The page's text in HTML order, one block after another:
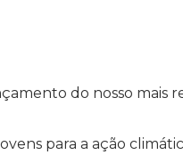
do nosso mais
para a ação